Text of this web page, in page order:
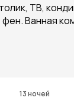
ТВ,
Ванная
13 ночей